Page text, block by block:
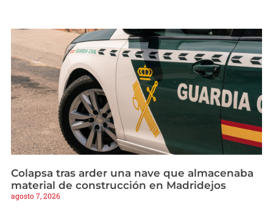
Colapsa tras arder una nave que almacenaba
material de construcción en Madridejos
agosto 7, 2026